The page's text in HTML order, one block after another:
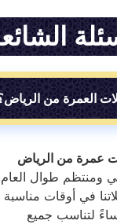
من الرياض؟
الرياض
العام.
مناسبة
جميع